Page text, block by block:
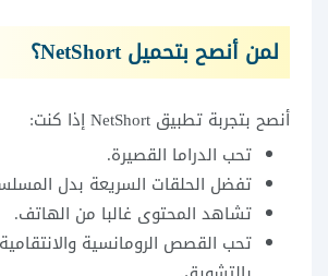
لمن أنصح بتحميل NetShort؟
أنصح بتجربة تطبيق NetShort إذا كنت:
تحب الدراما القصيرة.
تفضل الحلقات السريعة بدل
تشاهد المحتوى غالبا من الهاتف.
تحب القصص الرومانسية